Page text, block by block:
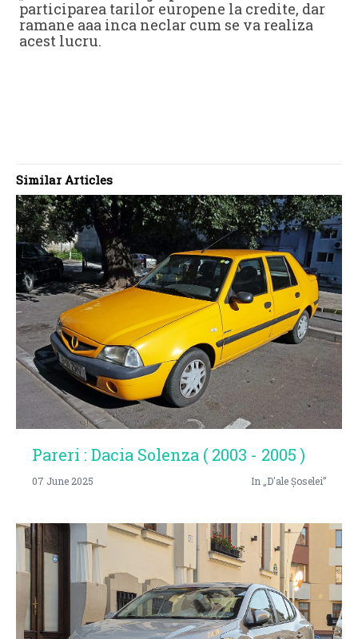
participarea tarilor europene la credite, dar
ramane aaa inca neclar cum se va realiza
acest lucru.
Similar Articles
Pareri : Dacia Solenza ( 2003 - 2005 )
07 June 2025 In „D'ale Șoselei”